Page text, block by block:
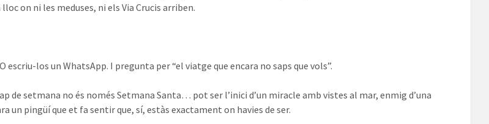
on ni les meduses, ni els Via Crucis arriben.
escriu-los un WhatsApp. I pregunta per “el viatge que encara no saps que vols”.
de setmana no és només Setmana Santa… pot ser l’inici d’un miracle amb vistes al mar, enmig d’una
un pingüí que et fa sentir que, sí, estàs exactament on havies de ser.